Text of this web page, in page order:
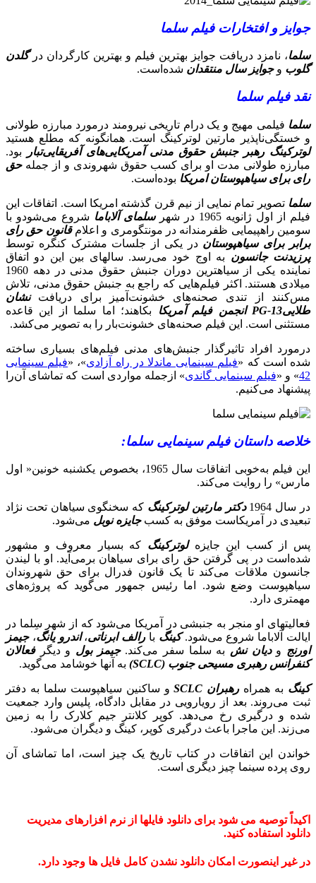
جوایز و افتخارات فیلم سلما
سلما، نامزد دریافت جوایز بهترین فیلم و بهترین کارگردان درگلدن
گلوب وجوایز سال منتقدان شده‌است.
نقد فیلم سلما
سلما فیلمی مهیج و یک درام تاریخی نیرومند درمورد مبارزه طولانی
و خستگی‌ناپذیر مارتین لوترکینگ است. همانگونه که مطلع هستید
لوترکینگ رهبر جنبش حقوق مدنی آمریکایی‌های آفریقایی‌تبار
بود.
مبارزه طولانی مدت او برای کسب حقوق شهروندی و از جملهحق
رای برای سیاهپوستان امریکا بوده‌است.
سلما تصویر تمام نمایی از نیم قرن گذشته امریکا است. اتفاقات این
فیلم از اول ژانویه 1965 در شهر
سلمای آلاباما شروع می‌شودو با
سومین راهپیمایی ظفرمندانه در مونتگومری و اعلامقانون حق رای
برابر برای سیاهپوستان در یکی از جلسات مشترک کنگره توسط
پرزیدنت جانسون به اوج خود می‌رسد. سالهای بین این دو اتفاق
نماینده یکی از سیاهترین دوران جنبش حقوق مدنی در دهه 1960
میلادی هستند. اکثر فیلم‌هایی که راجع به جنبش حقوق مدنی، تلاش
مس‌کنند از تندی صحنه‌های خشونت‌آمیز برای دریافتنشان
طلاییPG-13 انجمن فیلم آمریکا
بکاهند؛ اما سلما از این قاعده
مستثنی است. این فیلم صحنه‌های خشونت‌بار را به تصویر می‌کشد.
درمورد افراد تاثیرگذار جنبش‌های مدنی فیلم‌های بسیاری ساخته
شده است که «فیلم سینمایی ماندلا در راه آزادی»، «فیلم سینمایی
42» و «فیلم سینمایی گاندی» ازجمله مواردی است که تماشای آن‌را
پیشنهاد می‌کنیم.
خلاصه داستان فیلم سینمایی سلما:
این فیلم به‌خوبی اتفاقات سال 1965، بخصوص یکشنبه خونین« اول
مارس» را روایت می‌کند.
در سال 1964 دکتر مارتین لوترکینگ که سخنگوی سیاهان تحت نژاد
تبعیدی در آمریکاست موفق به کسبجایزه نوبل می‌شود.
پس از کسب این جایزهلوترکینگ که بسیار معروف و مشهور
شده‌است در پی گرفتن حق رای برای سیاهان برمی‌آید. او با لیندن
جانسون ملاقات می‌کند تا یک قانون فدرال برای حق شهروندان
سیاهپوست وضع شود. اما رئیس جمهور می‌گوید که پروژه‌های
مهمتری دارد.
فعالیتهای او منجر به جنبشی در آمریکا می‌شود که از شهر سِلما در
ایالت آلاباما شروع می‌شود.کینگ بارالف ابرناتی،اندرو یانگ،جیمز
اورنج ودیان نش به سلما سفر می‌کند.جیمز بول و دیگرفعالان
کنفرانس رهبری مسیحی جنوب (SCLC)
به آنها خوشامد می‌گوید.
کینگ به همراهرهبران SCLC
و ساکنین سیاهپوست سلما به دفتر
ثبت می‌روند. بعد از رویارویی در مقابل دادگاه، پلیس وارد جمعیت
شده و درگیری رخ می‌دهد. کوپر کلانتر جیم کلارک را به زمین
می‌زند. این ماجرا باعث درگیری کوپر، کینگ و دیگران می‌شود.
خواندن این اتفاقات در کتاب تاریخ یک چیز است، اما تماشای آن
روی پرده سینما چیز دیگری است.
اکیداً توصیه می شود برای دانلود فایلها از نرم افزارهای مدیریت
دانلود استفاده کنید.
در غیر اینصورت امکان دانلود نشدن کامل فایل ها وجود دارد.